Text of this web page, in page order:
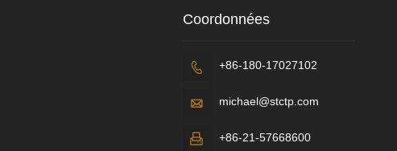
Coordonnées
 +86-180-17027102
 michael@stctp.com
 +86-21-57668600